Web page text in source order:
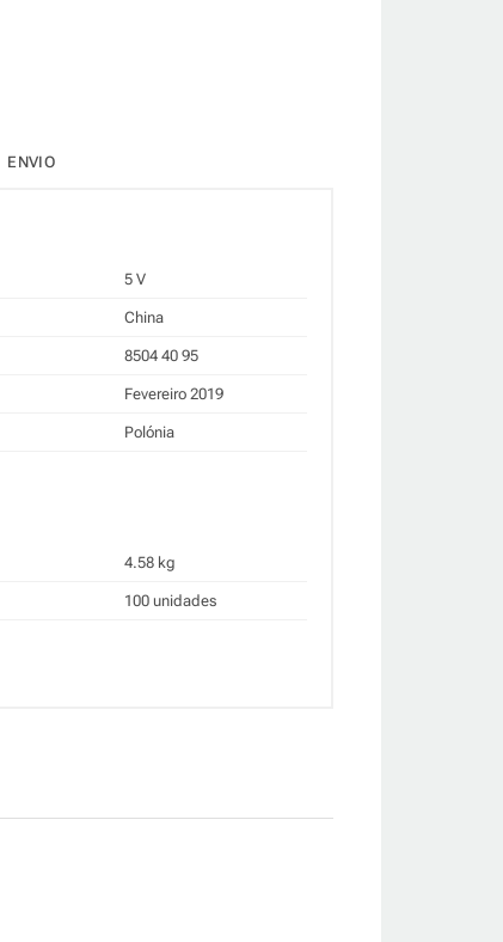
ENVIO
5 V
China
8504 40 95
Fevereiro 2019
Polónia
4.58 kg
100 unidades